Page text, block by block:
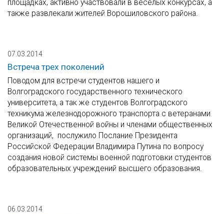
площадках, активно участвовали в веселых конкурсах, а
также развлекали жителей Ворошиловского района.
07.03.2014
Встреча трех поколений
Поводом для встречи студентов нашего и
Волгоградского государственного технического
университета, а так же студентов Волгоградского
техникума железнодорожного транспорта с ветеранами
Великой Отечественной войны и членами общественных
организаций, послужило Послание Президента
Российской Федерации Владимира Путина по вопросу
создания новой системы военной подготовки студентов
образовательных учреждений высшего образования.
06.03.2014